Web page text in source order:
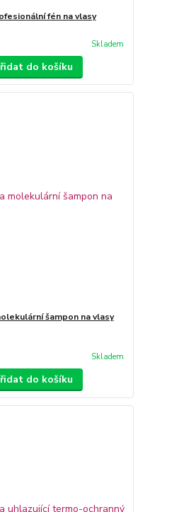
fén na vlasy
Skladem
do košíku
šampon na vlasy
Skladem
do košíku